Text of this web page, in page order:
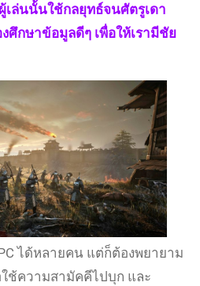
เล่นนั้นใช้กลยุทธ์จนศัตรูเดา
ศึกษาข้อมูลดีๆ เพื่อให้เรามีชัย
ได้หลายคน แต่ก็ต้องพยายาม
ช้ความสามัคคีไปบุก และ